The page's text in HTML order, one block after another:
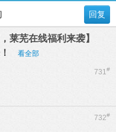
回复
莱芜在线福利来袭】
看全部
731#
732#